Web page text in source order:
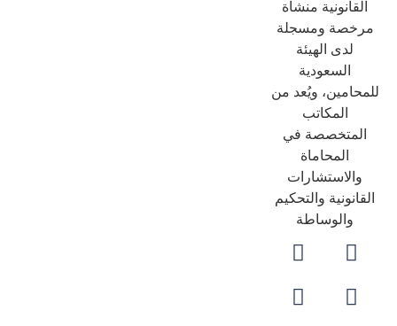
منشأة
ومسجلة
لدى الهيئة
السعودية
ويُعد من
المكاتب
المتخصصة في
المحاماة
والاستشارات
والتحكيم
والوساطة